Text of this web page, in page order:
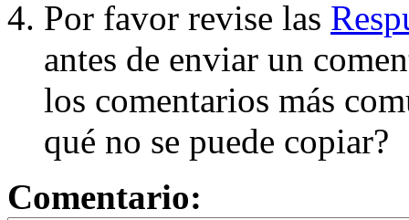
Por favor revise las
antes de enviar un
los comentarios más
qué no se puede copiar?
Comentario: